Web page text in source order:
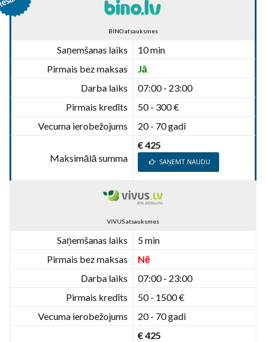
BINO atsauksmes
Saņemšanas laiks
10 min
Pirmais bez maksas
Jā
Darba laiks
07:00 - 23:00
Pirmais kredīts
50 - 300 €
Vecuma ierobežojums
20 - 70 gadi
Maksimālā summa
€ 425
SAŅEMT NAUDU
VIVUS atsauksmes
Saņemšanas laiks
5 min
Pirmais bez maksas
Nē
Darba laiks
07:00 - 23:00
Pirmais kredīts
50 - 1500 €
Vecuma ierobežojums
20 - 70 gadi
€ 425